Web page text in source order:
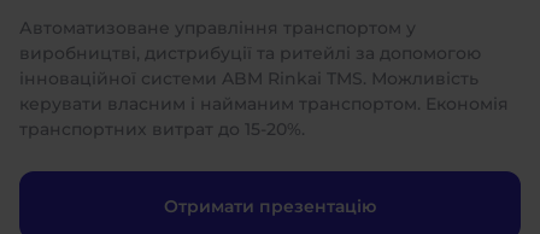
Автоматизоване управління транспортом у
виробництві, дистрибуції та ритейлі за допомогою
інноваційної системи ABM Rinkai TMS. Можливість
керувати власним і найманим транспортом. Економія
транспортних витрат до 15-20%.
Отримати презентацію